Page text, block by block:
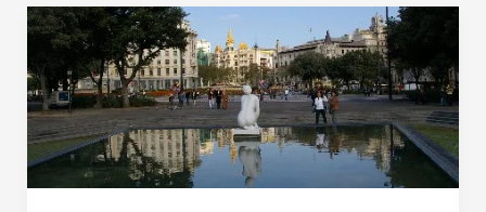
Barcelona
a
primeira
vista